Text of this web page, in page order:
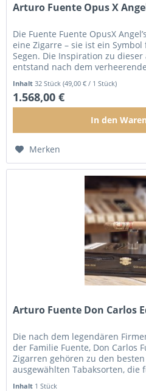
Arturo Fuente Opus X
Die Fuente Fuente OpusX
eine Zigarre – sie ist ein
Segen. Die Inspiration zu
entstand nach dem
Inhalt32 Stück(49,00 € / 1 Stück)
1.568,00 €
In den
Merken
Arturo Fuente Don Carlos
Die nach dem legendären
der Familie Fuente, Don Carlos
Zigarren gehören zu den
ausgewählten Tabaksorten, die
Inhalt 1 Stück